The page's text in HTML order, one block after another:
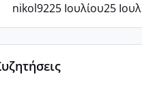
nikol9225 Ιουλίου25 Ιουλ